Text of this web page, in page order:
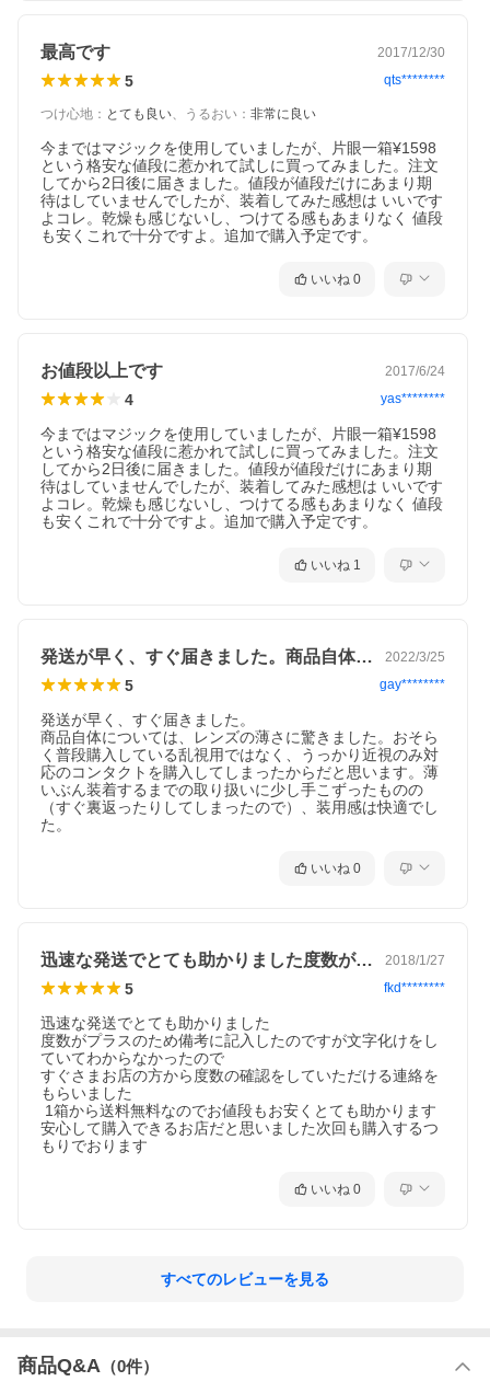
最高です 2017/12/30
5 qts********
つけ心地 ： とても良い、 うるおい ： 非常に良い
今まではマジックを使用していましたが、片眼一箱¥1598
という格安な値段に惹かれて試しに買ってみました。注文
してから2日後に届きました。値段が値段だけにあまり期
待はしていませんでしたが、装着してみた感想は いいです
よコレ。乾燥も感じないし、つけてる感もあまりなく 値段
も安くこれで十分ですよ。追加で購入予定です。
いいね 0
お値段以上です 2017/6/24
4 yas********
今まではマジックを使用していましたが、片眼一箱¥1598
という格安な値段に惹かれて試しに買ってみました。注文
してから2日後に届きました。値段が値段だけにあまり期
待はしていませんでしたが、装着してみた感想は いいです
よコレ。乾燥も感じないし、つけてる感もあまりなく 値段
も安くこれで十分ですよ。追加で購入予定です。
いいね 1
発送が早く、すぐ届きました。商品自体に… 2022/3/25
5 gay********
発送が早く、すぐ届きました。
商品自体については、レンズの薄さに驚きました。おそら
く普段購入している乱視用ではなく、うっかり近視のみ対
応のコンタクトを購入してしまったからだと思います。薄
いぶん装着するまでの取り扱いに少し手こずったものの
（すぐ裏返ったりしてしまったので）、装用感は快適でし
た。
いいね 0
迅速な発送でとても助かりました度数がプ… 2018/1/27
5 fkd********
迅速な発送でとても助かりました
度数がプラスのため備考に記入したのですが文字化けをし
ていてわからなかったので
すぐさまお店の方から度数の確認をしていただける連絡を
もらいました
安心して購入できるお店だと思いました次回も購入するつ
もりでおります
いいね 0
すべてのレビューを見る
商品Q&A （0件）